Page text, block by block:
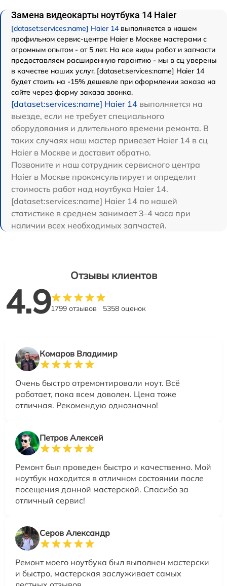
Замена видеокарты ноутбука 14 Haier
[dataset:services:name] Haier 14 выполняется в нашем
профильном сервис-центре Haier в Москве мастерами с
огромным опытом - от 5 лет. На все виды работ и запчасти
предоставляем расширенную гарантию - мы в сц уверены
в качестве наших услуг. [dataset:services:name] Haier 14
будет стоить на -15% дешевле при оформлении заказа на
сайте через форму заказа звонка.
[dataset:services:name] Haier 14 выполняется на
выезде, если не требует специального
оборудования и длительного времени ремонта. В
таких случаях наш мастер привезет Haier 14 в сц
Haier в Москве и доставит обратно.
Позвоните и наш сотрудник сервисного центра
Haier в Москве проконсультирует и определит
стоимость работ над ноутбука Haier 14.
[dataset:services:name] Haier 14 по нашей
статистике в среднем занимает 3-4 часа при
наличии всех необходимых запчастей.
Отзывы клиентов
4.91799 отзывов 5358 оценок
Комаров Владимир
Очень быстро отремонтировали ноут. Всё
работает, пока всем доволен. Цена тоже
отличная. Рекомендую однозначно!
Петров Алексей
Ремонт был проведен быстро и качественно. Мой
ноутбук находится в отличном состоянии после
посещения данной мастерской. Спасибо за
отличный сервис!
Серов Александр
Ремонт моего ноутбука был выполнен мастерски
и быстро, мастерская заслуживает самых